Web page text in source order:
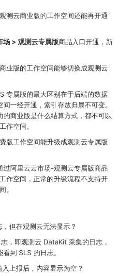
测云商业版的工作空间还能再开通
场 > 观测云专属版商品入口开通，新
业版的工作空间能够切换成观测云
专属版的最大区别在于后端的数据
一经开通，索引存放归属不可变。
的商业版是什么结算方式，都不可以
作空间。
版工作空间能升级成观测云专属版
过阿里云云市场-观测云专属版商品
作空间，正常的升级流程不支持开
。
但在观测云无法显示？
，即观测云 DataKit 采集的日志，
到 SLS 的日志。
上报后，内容显示为空？